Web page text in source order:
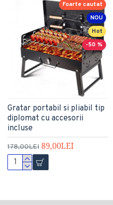
NOU
Hot
Foarte cautat
-50 %
Gratar portabil si pliabil tip
diplomat cu accesorii
incluse
178,00LEI 89,00LEI